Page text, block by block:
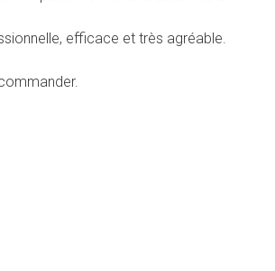
efficace et très agréable.